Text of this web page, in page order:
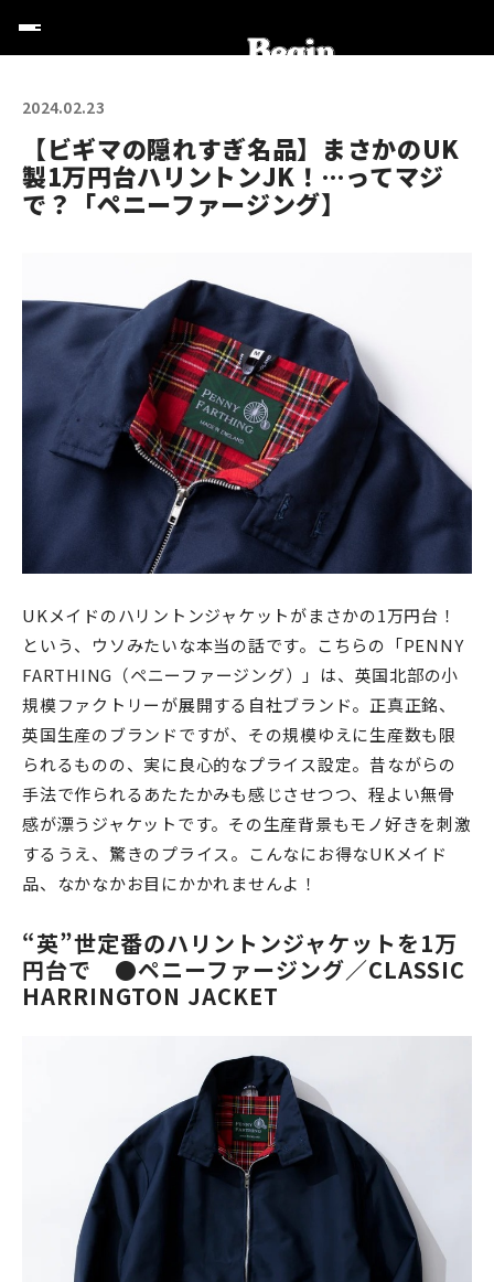
2024.02.23
【ビギマの隠れすぎ名品】まさかのUK
製1万円台ハリントンJK！…ってマジ
で？「ペニーファージング】
UKメイドのハリントンジャケットがまさかの1万円台！
という、ウソみたいな本当の話です。こちらの「PENNY
FARTHING（ペニーファージング）」は、英国北部の小
規模ファクトリーが展開する自社ブランド。正真正銘、
英国生産のブランドですが、その規模ゆえに生産数も限
られるものの、実に良心的なプライス設定。昔ながらの
手法で作られるあたたかみも感じさせつつ、程よい無骨
感が漂うジャケットです。その生産背景もモノ好きを刺激
するうえ、驚きのプライス。こんなにお得なUKメイド
品、なかなかお目にかかれませんよ！
“英”世定番のハリントンジャケットを1万
円台で ●ペニーファージング／CLASSIC
HARRINGTON JACKET